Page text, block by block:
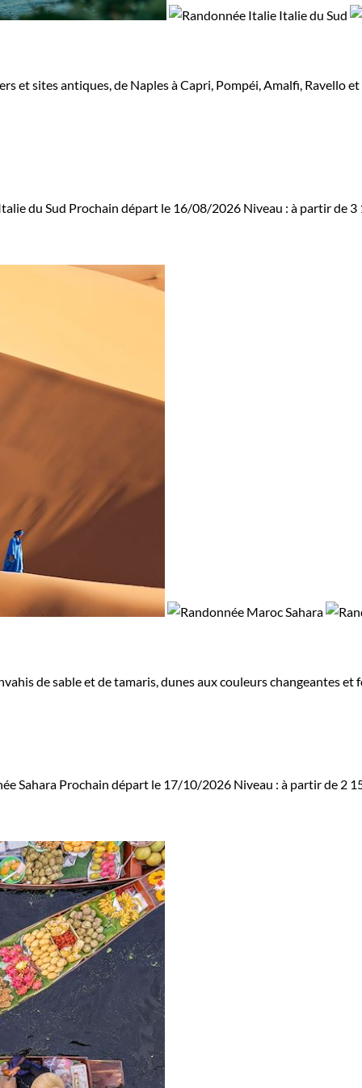
et sites antiques, de Naples à Capri, Pompéi, Amalfi, Ravello
du Sud Prochain départ le 16/08/2026 Niveau : à partir de 3
de sable et de tamaris, dunes aux couleurs changeantes
Sahara Prochain départ le 17/10/2026 Niveau : à partir de 2